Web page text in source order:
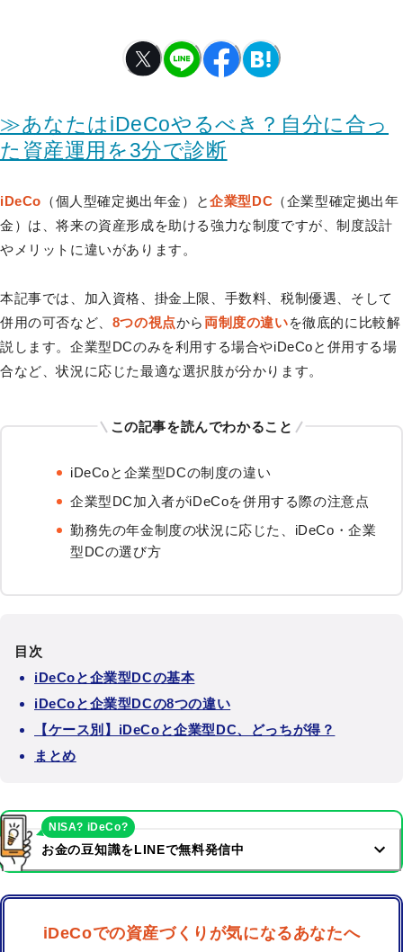
≫あなたはiDeCoやるべき？自分に合っ
た資産運用を3分で診断
iDeCo （個人型確定拠出年金）と企業型DC （企業型確定拠出年
金）は、将来の資産形成を助ける強力な制度ですが、制度設計
やメリットに違いがあります。
本記事では、加入資格、掛金上限、手数料、税制優遇、そして
併用の可否など、 8つの視点から 両制度の違いを徹底的に比較解
説します。企業型DCのみを利用する場合やiDeCoと併用する場
合など、状況に応じた最適な選択肢が分かります。
この記事を読んでわかること
iDeCoと企業型DCの制度の違い
企業型DC加入者がiDeCoを併用する際の注意点
勤務先の年金制度の状況に応じた、iDeCo・企業
型DCの選び方
目次
iDeCoと企業型DCの基本
iDeCoと企業型DCの8つの違い
【ケース別】iDeCoと企業型DC、どっちが得？
まとめ
お金の豆知識をLINEで無料発信中
NISA? iDeCo?
iDeCoでの資産づくりが気になるあなたへ